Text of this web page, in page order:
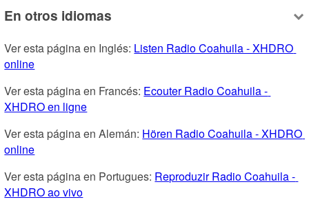
En otros idiomas
Ver esta página en Inglés: Listen Radio Coahuila - XHDRO
online
Ver esta página en Francés: Ecouter Radio Coahuila -
XHDRO en ligne
Ver esta página en Alemán: Hören Radio Coahuila - XHDRO
online
Ver esta página en Portugues: Reproduzir Radio Coahuila -
XHDRO ao vivo